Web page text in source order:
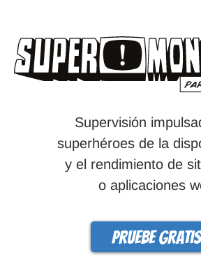
Supervisión
superhéroes de la
y el rendimiento de
o aplicaciones
Pruebe gratis